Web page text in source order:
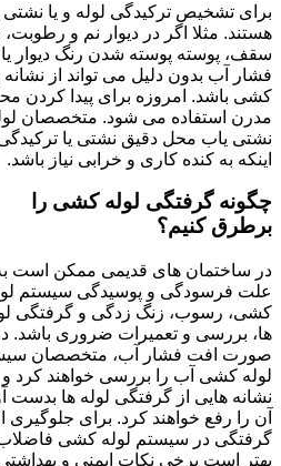
برای تشخیص ترکیدگی لوله و یا نشتی
هستند. مثلا اگر در دیوار نم و
سقف، پوسته پوسته شدن رنگ دیوار
فشار آب بدون دلیل می تواند از
کشی باشد. امروزه برای پیدا کردن
مدرن استفاده می شود. متخصصان
نشتی یاب محل دقیق نشتی یا
اینکه به کنده کاری و خرابی نیاز باشد.
چگونه گرفتگی لوله کشی را
برطرق کنیم؟
در ساختمان های قدیمی ممکن است
علت فرسودگی و پوسیدگی سیستم
کشی، رسوب، زنگ زدگی و گرفتگی
ها، بررسی و تعمیرات ضروری باشد.
صورت افت فشار آب، متخصصان
لوله کشی آب را بررسی خواهند کرد و
نشانه هایی از گرفتگی لوله ها بدست
آن را رفع خواهند کرد. برای جلوگیری
گرفتگی در سیستم لوله کشی
بهتر است برخی نکات ایمنی و